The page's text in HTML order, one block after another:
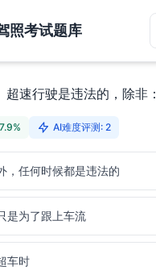
照考试题库
超速行驶是违法的，除非：
AI难度评测: 2
，任何时候都是违法的
是为了跟上车流
车时